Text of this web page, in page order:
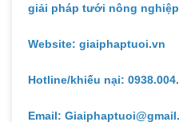
giải pháp tưới nông
Website: giaiphaptuoi.vn
Hotline/khiếu nại:
Email: